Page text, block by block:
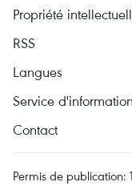
Propriété
RSS
Langues
Service d'information
Contact
Permis de publication: